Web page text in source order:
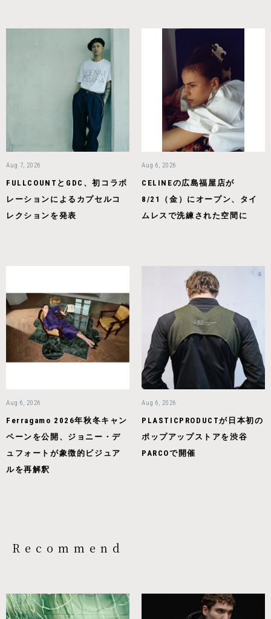
Aug 7, 2026
FULLCOUNTとGDC、初コラボ
レーションによるカプセルコ
レクションを発表
Aug 6, 2026
CELINEの広島福屋店が
8/21（金）にオープン、タイ
ムレスで洗練された空間に
Aug 6, 2026
Ferragamo 2026年秋冬キャン
ペーンを公開、ジョニー・デ
ュフォートが象徴的ビジュア
ルを再解釈
Aug 6, 2026
PLASTICPRODUCTが日本初の
ポップアップストアを渋谷
PARCOで開催
Recommend